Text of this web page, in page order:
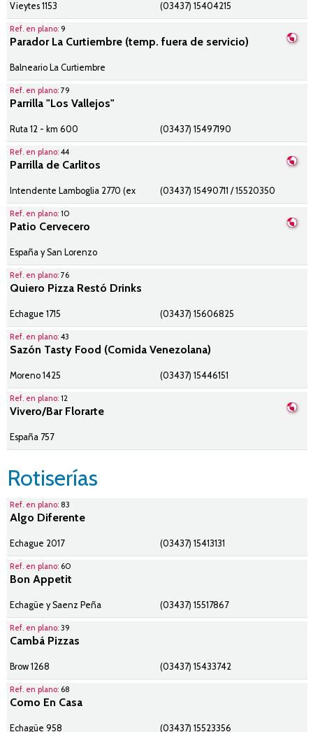
Vieytes 1153 (03437) 15404215
Ref. en plano: 9
Parador La Curtiembre (temp. fuera de servicio)
Balneario La Curtiembre
Ref. en plano:79
Parrilla "Los Vallejos"
Ruta 12 - km 600 (03437) 15497190
Ref. en plano:44
Parrilla de Carlitos
Intendente Lamboglia 2770 (ex (03437) 15490711 / 15520350
Ref. en plano:10
Patio Cervecero
España y San Lorenzo
Ref. en plano:76
Quiero Pizza Restó Drinks
Echague 1715 (03437) 15606825
Ref. en plano:43
Sazón Tasty Food (Comida Venezolana)
Moreno 1425 (03437) 15446151
Ref. en plano:12
Vivero/Bar Florarte
España 757
Rotiserías
Ref. en plano: 83
Algo Diferente
Echague 2017 (03437) 15413131
Ref. en plano: 60
Bon Appetit
Echagüe y Saenz Peña (03437) 15517867
Ref. en plano:39
Cambá Pizzas
Brow 1268 (03437) 15433742
Ref. en plano: 68
Como En Casa
Echagüe 958 (03437) 15523356